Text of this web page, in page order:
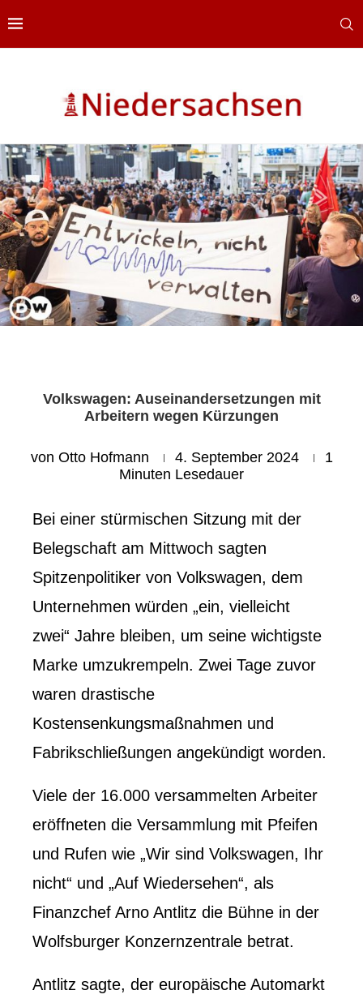
Volkswagen: Auseinandersetzungen mit
Arbeitern wegen Kürzungen
von Otto Hofmann 4. September 2024
1
Minuten Lesedauer
Bei einer stürmischen Sitzung mit der
Belegschaft am Mittwoch sagten
Spitzenpolitiker von Volkswagen, dem
Unternehmen würden „ein, vielleicht
zwei“ Jahre bleiben, um seine wichtigste
Marke umzukrempeln. Zwei Tage zuvor
waren drastische
Kostensenkungsmaßnahmen und
Fabrikschließungen angekündigt worden.
Viele der 16.000 versammelten Arbeiter
eröffneten die Versammlung mit Pfeifen
und Rufen wie „Wir sind Volkswagen, Ihr
nicht“ und „Auf Wiedersehen“, als
Finanzchef Arno Antlitz die Bühne in der
Wolfsburger Konzernzentrale betrat.
Antlitz sagte, der europäische Automarkt